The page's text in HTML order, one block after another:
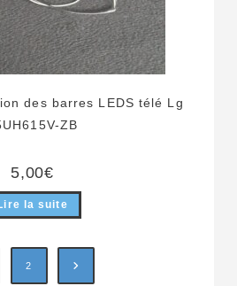
des barres LEDS télé Lg
ZB
5,00€
la suite
2